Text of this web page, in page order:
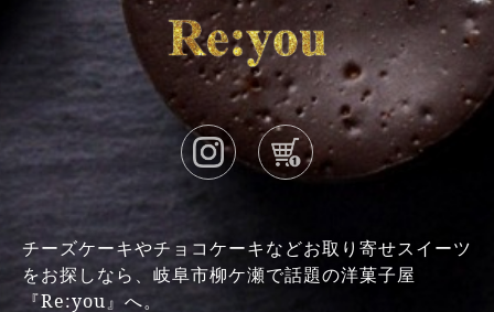
チーズケーキやチョコケーキなどお取り寄せスイーツ
をお探しなら、岐阜市柳ケ瀬で話題の洋菓子屋
『Re:you』へ。